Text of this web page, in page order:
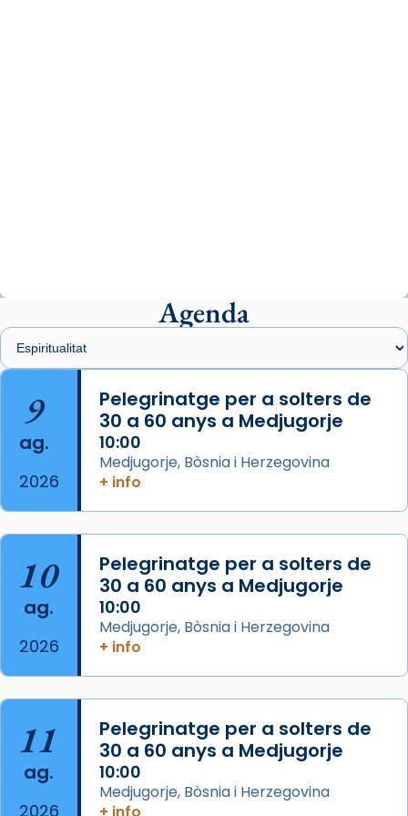
presidit aquest 27 de juliol la missa de Les
Santes de Mataró.
🔗
📸 J. Merino
Photo
View on Facebook ·
de Barcelona.
Aquest dilluns, 27 de juliol, ha tingut lloc la
missa d’acció de gràcies en agraïment al
comitè organitzador de la visita apostòlica
del Sant Pare Lleó XIV a Barcelona, i als
col·laboradors, a la Catedral de Barcelona.
L’arquebisbe de Barcelona, el cardenal Joan
Josep Omella, ha presidit la missa i l’ha
concelebrat el bisbe auxiliar de Barcelona,
Mons. David Abadías.
📸 Dr. G. Simón
Agenda
9
ag.
2026
Pelegrinatge per a solters de
30 a 60 anys a Medjugorje
10:00
Medjugorje, Bòsnia i Herzegovina
+ info
10
ag.
2026
Pelegrinatge per a solters de
30 a 60 anys a Medjugorje
10:00
Medjugorje, Bòsnia i Herzegovina
+ info
11
ag.
2026
Pelegrinatge per a solters de
30 a 60 anys a Medjugorje
10:00
Medjugorje, Bòsnia i Herzegovina
+ info